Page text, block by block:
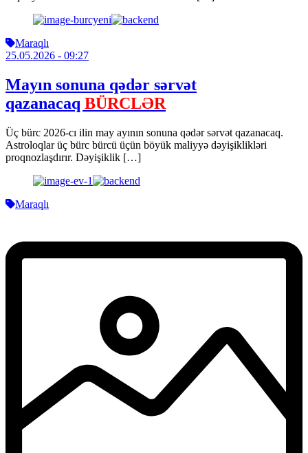
Maraqlı
25.05.2026 - 09:27
Mayın sonuna qədər sərvət
qazanacaq BÜRCLƏR
Üç bürc 2026-cı ilin may ayının sonuna qədər sərvət qazanacaq.
Astroloqlar üç bürc bürcü üçün böyük maliyyə dəyişiklikləri
proqnozlaşdırır. Dəyişiklik […]
Maraqlı